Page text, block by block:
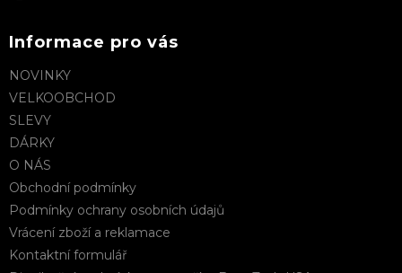
Informace pro vás
NOVINKY
VELKOOBCHOD
SLEVY
DÁRKY
O NÁS
Obchodní podmínky
Podmínky ochrany osobních údajů
Vrácení zboží a reklamace
Kontaktní formulář